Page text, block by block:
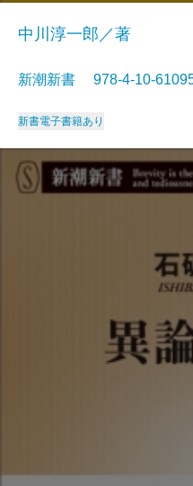
中川淳一郎／著
新潮新書 978-4-10-
新書電子書籍あり